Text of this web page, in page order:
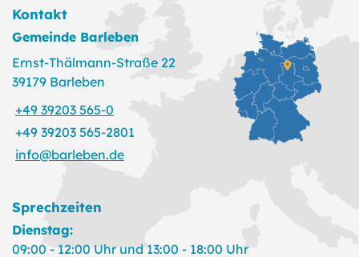
Kontakt
Gemeinde Barleben
Ernst-Thälmann-Straße 22
39179 Barleben
+49 39203 565-0
+49 39203 565-2801
info@barleben.de
Sprechzeiten
Dienstag:
09:00 - 12:00 Uhr und 13:00 - 18:00 Uhr